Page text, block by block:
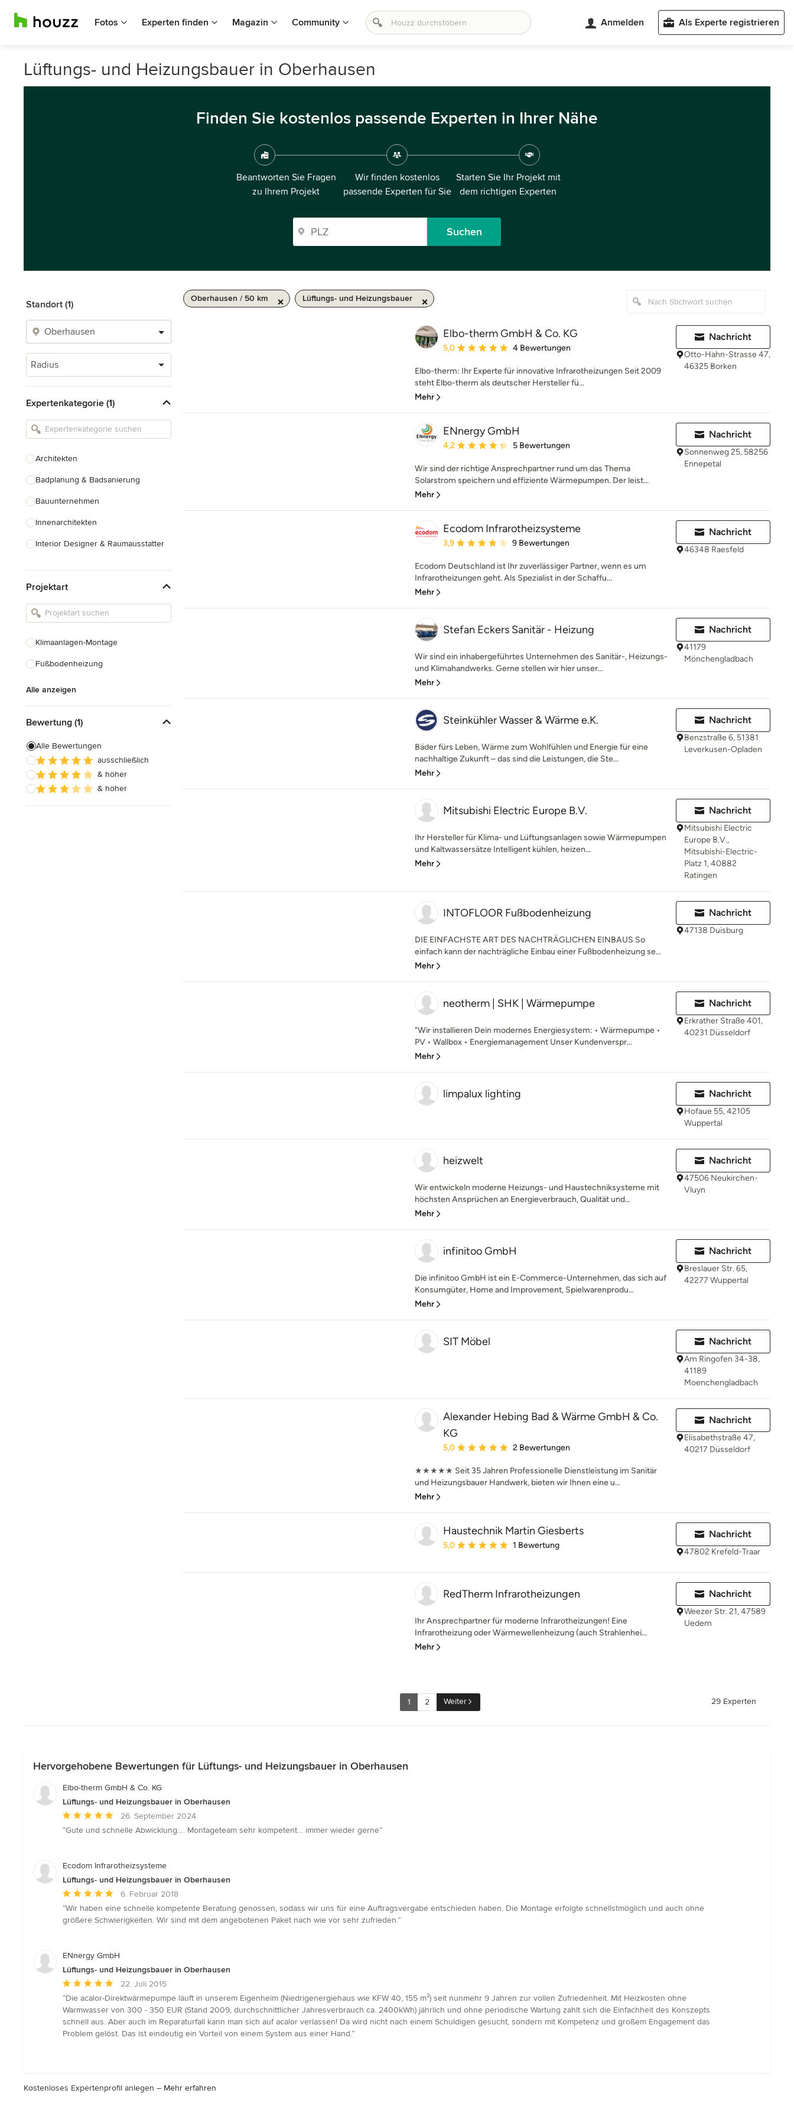
Fotos Experten finden Magazin Community Anmelden Als Experte registrieren
Lüftungs- und Heizungsbauer in Oberhausen
Finden Sie kostenlos passende Experten in Ihrer Nähe
Beantworten Sie Fragen
zu Ihrem Projekt
Wir finden kostenlos
passende Experten für Sie
Starten Sie Ihr Projekt mit
dem richtigen Experten
Suchen
Standort (1)
Radius
Expertenkategorie (1)
Architekten
Badplanung & Badsanierung
Bauunternehmen
Innenarchitekten
Interior Designer & Raumausstatter
Landschaftsarchitekten
Armaturen & Sanitärbedarf
Einbauschränke
Projektart
Klimaanlagen-Montage
Fußbodenheizung
Alle anzeigen
Bewertung (1)
Alle Bewertungen
ausschließlich
& höher
& höher
Oberhausen / 50 km Lüftungs- und Heizungsbauer
Elbo-therm GmbH & Co. KG
Durchschnittliche Bewertung: 5 von 5 Sternen
5,0 4 Bewertungen
Elbo-therm: Ihr Experte für innovative Infrarotheizungen Seit 2009
steht Elbo-therm als deutscher Hersteller fü...
Mehr
Nachricht
Otto-Hahn-Strasse 47,
46325 Borken
ENnergy GmbH
Durchschnittliche Bewertung: 4.2 von 5 Sternen
4,2 5 Bewertungen
Wir sind der richtige Ansprechpartner rund um das Thema
Solarstrom speichern und effiziente Wärmepumpen. Der leist...
Mehr
Nachricht
Sonnenweg 25, 58256
Ennepetal
Ecodom Infrarotheizsysteme
Durchschnittliche Bewertung: 3.9 von 5 Sternen
3,9 9 Bewertungen
Ecodom Deutschland ist Ihr zuverlässiger Partner, wenn es um
Infrarotheizungen geht. Als Spezialist in der Schaffu...
Mehr
Nachricht
46348 Raesfeld
Stefan Eckers Sanitär - Heizung
Wir sind ein inhabergeführtes Unternehmen des Sanitär-, Heizungs-
und Klimahandwerks. Gerne stellen wir hier unser...
Mehr
Nachricht
41179
Mönchengladbach
Steinkühler Wasser & Wärme e.K.
Bäder fürs Leben, Wärme zum Wohlfühlen und Energie für eine
nachhaltige Zukunft – das sind die Leistungen, die Ste...
Mehr
Nachricht
Benzstraße 6, 51381
Leverkusen-Opladen
Mitsubishi Electric Europe B.V.
Ihr Hersteller für Klima- und Lüftungsanlagen sowie Wärmepumpen
und Kaltwassersätze Intelligent kühlen, heizen...
Mehr
Nachricht
Mitsubishi Electric
Europe B.V.,
Mitsubishi-Electric-
Platz 1, 40882
Ratingen
INTOFLOOR Fußbodenheizung
DIE EINFACHSTE ART DES NACHTRÄGLICHEN EINBAUS So
einfach kann der nachträgliche Einbau einer Fußbodenheizung se...
Mehr
Nachricht
47138 Duisburg
neotherm | SHK | Wärmepumpe
"Wir installieren Dein modernes Energiesystem: • Wärmepumpe •
PV • Wallbox • Energiemanagement Unser Kundenverspr...
Mehr
Nachricht
Erkrather Straße 401,
40231 Düsseldorf
limpalux lighting Nachricht
Hofaue 55, 42105
Wuppertal
heizwelt
Wir entwickeln moderne Heizungs- und Haustechniksysteme mit
höchsten Ansprüchen an Energieverbrauch, Qualität und...
Mehr
Nachricht
47506 Neukirchen-
Vluyn
infinitoo GmbH
Die infinitoo GmbH ist ein E-Commerce-Unternehmen, das sich auf
Konsumgüter, Home and Improvement, Spielwarenprodu...
Mehr
Nachricht
Breslauer Str. 65,
42277 Wuppertal
SIT Möbel Nachricht
Am Ringofen 34-38,
41189
Moenchengladbach
Alexander Hebing Bad & Wärme GmbH & Co.
KG
Durchschnittliche Bewertung: 5 von 5 Sternen
5,0 2 Bewertungen
★★★★★ Seit 35 Jahren Professionelle Dienstleistung im Sanitär
und Heizungsbauer Handwerk, bieten wir Ihnen eine u...
Mehr
Nachricht
Elisabethstraße 47,
40217 Düsseldorf
Haustechnik Martin Giesberts
Durchschnittliche Bewertung: 5 von 5 Sternen
5,0 1 Bewertung
Nachricht
47802 Krefeld-Traar
RedTherm Infrarotheizungen
Ihr Ansprechpartner für moderne Infrarotheizungen! Eine
Infrarotheizung oder Wärmewellenheizung (auch Strahlenhei...
Mehr
Nachricht
Weezer Str. 21, 47589
Uedem
1 2 Weiter 29 Experten
Hervorgehobene Bewertungen für Lüftungs- und Heizungsbauer in Oberhausen
Elbo-therm GmbH & Co. KG
Lüftungs- und Heizungsbauer in Oberhausen
Durchschnittliche
Bewertung:
5
26. September 2024
“Gute und schnelle Abwicklung…. Montageteam sehr kompetent… immer wieder gerne”
Ecodom Infrarotheizsysteme
Lüftungs- und Heizungsbauer in Oberhausen
Durchschnittliche
Bewertung:
5
Sternen
6. Februar 2018
“Wir haben eine schnelle kompetente Beratung genossen, sodass wir uns für eine Auftragsvergabe entschieden haben. Die Montage erfolgte schnellstmöglich und auch ohne
größere Schwierigkeiten. Wir sind mit dem angebotenen Paket nach wie vor sehr zufrieden.”
ENnergy GmbH
Lüftungs- und Heizungsbauer in Oberhausen
Durchschnittliche
Bewertung:
5
von
5
22. Juli 2015
“Die acalor-Direktwärmepumpe läuft in unserem Eigenheim (Niedrigenergiehaus wie KFW 40, 155 m²) seit nunmehr 9 Jahren zur vollen Zufriedenheit. Mit Heizkosten ohne
Warmwasser von 300 - 350 EUR (Stand 2009, durchschnittlicher Jahresverbrauch ca. 2400kWh) jährlich und ohne periodische Wartung zahlt sich die Einfachheit des Konszepts
schnell aus. Aber auch im Reparaturfall kann man sich auf acalor verlassen! Da wird nicht nach einem Schuldigen gesucht, sondern mit Kompetenz und großem Engagement das
Problem gelöst. Das ist eindeutig ein Vorteil von einem System aus einer Hand.”
Kostenloses Expertenprofil anlegen – Mehr erfahren